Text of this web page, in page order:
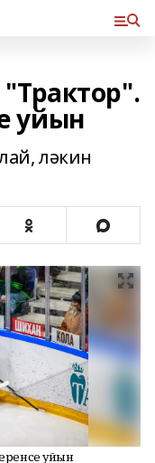
уйын
ләкин
уйын